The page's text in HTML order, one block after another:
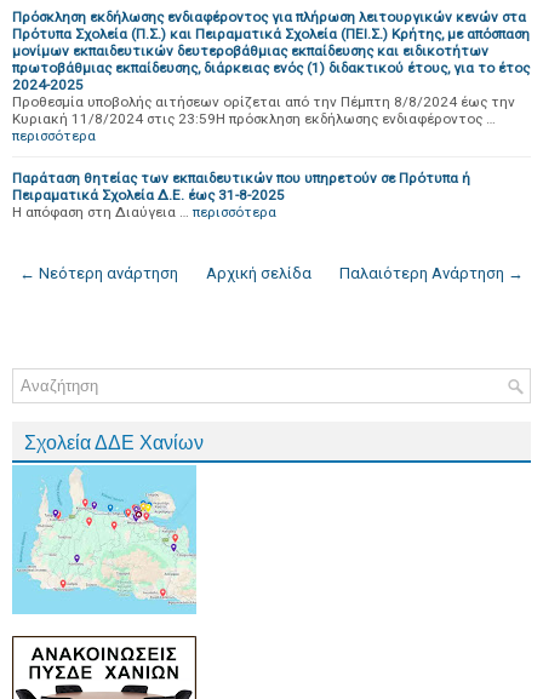
Πρόσκληση εκδήλωσης ενδιαφέροντος για πλήρωση λειτουργικών κενών στα
Πρότυπα Σχολεία (Π.Σ.) και Πειραματικά Σχολεία (ΠΕΙ.Σ.) Κρήτης, με απόσπαση
μονίμων εκπαιδευτικών δευτεροβάθμιας εκπαίδευσης και ειδικοτήτων
πρωτοβάθμιας εκπαίδευσης, διάρκειας ενός (1) διδακτικού έτους, για το έτος
2024-2025
Προθεσμία υποβολής αιτήσεων ορίζεται από την Πέμπτη 8/8/2024 έως την
Κυριακή 11/8/2024 στις 23:59Η πρόσκληση εκδήλωσης ενδιαφέροντος …
περισσότερα
Παράταση θητείας των εκπαιδευτικών που υπηρετούν σε Πρότυπα ή
Πειραματικά Σχολεία Δ.Ε. έως 31-8-2025
H απόφαση στη Διαύγεια … περισσότερα
← Νεότερη ανάρτηση Παλαιότερη Ανάρτηση →
Αρχική σελίδα
Σχολεία ΔΔΕ Χανίων